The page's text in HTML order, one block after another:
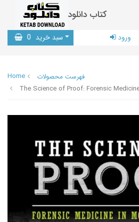
کتاب دانلود
سبد خرید 0 ورود
Home
فهرست محصولات
The Science of Proof: Forensic